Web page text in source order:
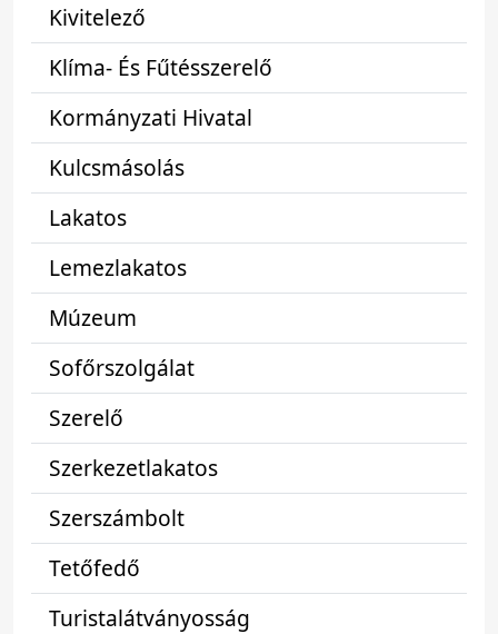
Kivitelező
Klíma- És Fűtésszerelő
Kormányzati Hivatal
Kulcsmásolás
Lakatos
Lemezlakatos
Múzeum
Sofőrszolgálat
Szerelő
Szerkezetlakatos
Szerszámbolt
Tetőfedő
Turistalátványosság